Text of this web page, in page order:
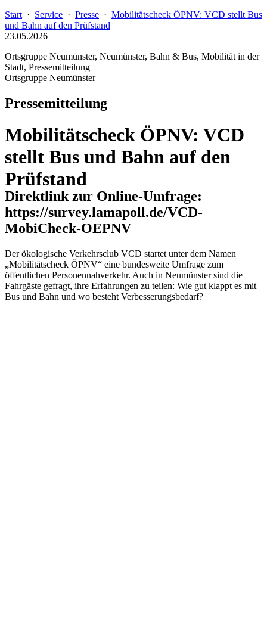
Start · Service · Presse · Mobilitätscheck ÖPNV: VCD stellt Bus
und Bahn auf den Prüfstand
23.05.2026
Ortsgruppe Neumünster, Neumünster, Bahn & Bus, Mobilität in der
Stadt, Pressemitteilung
Ortsgruppe Neumünster
Pressemitteilung
Mobilitätscheck ÖPNV: VCD
stellt Bus und Bahn auf den
Prüfstand
Direktlink zur Online-Umfrage:
https://survey.lamapoll.de/VCD-
MobiCheck-OEPNV
Der ökologische Verkehrsclub VCD startet unter dem Namen
„Mobilitätscheck ÖPNV“ eine bundesweite Umfrage zum
öffentlichen Personennahverkehr. Auch in Neumünster sind die
Fahrgäste gefragt, ihre Erfahrungen zu teilen: Wie gut klappt es mit
Bus und Bahn und wo besteht Verbesserungsbedarf?